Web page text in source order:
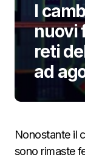
I
nuovi
reti
ad
Nonostante il
sono rimaste